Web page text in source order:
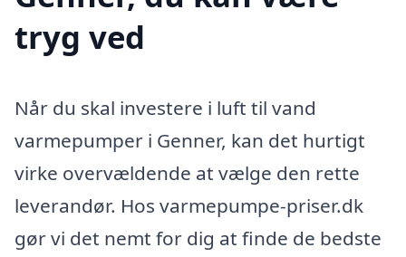
tryg ved
Når du skal investere i luft til vand
varmepumper i Genner, kan det hurtigt
virke overvældende at vælge den rette
leverandør. Hos varmepumpe-priser.dk
gør vi det nemt for dig at finde de bedste